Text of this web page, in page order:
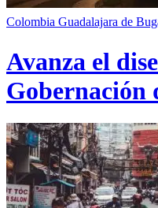
Colombia Guadalajara de
Avanza el
Gobernación